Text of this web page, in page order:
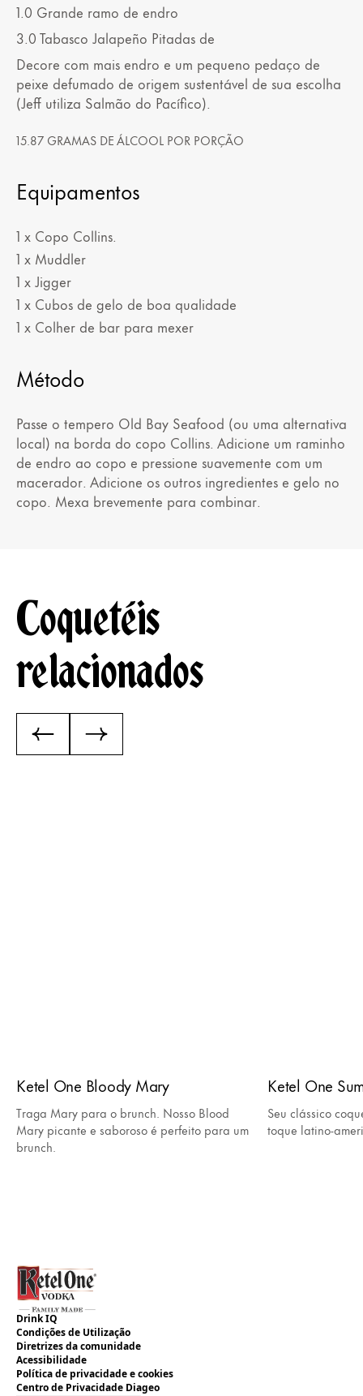
1.0 Grande ramo de endro
3.0Tabasco Jalapeño Pitadas de
Decore com mais endro e um pequeno pedaço de
peixe defumado de origem sustentável de sua escolha
(Jeff utiliza Salmão do Pacífico).
15.87 GRAMAS DE ÁLCOOL POR PORÇÃO
Equipamentos
1 x Copo Collins.
1 x Muddler
1 x Jigger
1 x Cubos de gelo de boa qualidade
1 x Colher de bar para mexer
Método
Passe o tempero Old Bay Seafood (ou uma alternativa
local) na borda do copo Collins. Adicione um raminho
de endro ao copo e pressione suavemente com um
macerador. Adicione os outros ingredientes e gelo no
copo. Mexa brevemente para combinar.
Coquetéis
relacionados
Ketel One Bloody Mary
Traga Mary para o brunch. Nosso Blood
Mary picante e saboroso é perfeito para um
brunch.
Ketel One
Seu clássico
toque latino-
Drink IQ
Condições de Utilização
Diretrizes da comunidade
Acessibilidade
Política de privacidade e cookies
Centro de Privacidade Diageo